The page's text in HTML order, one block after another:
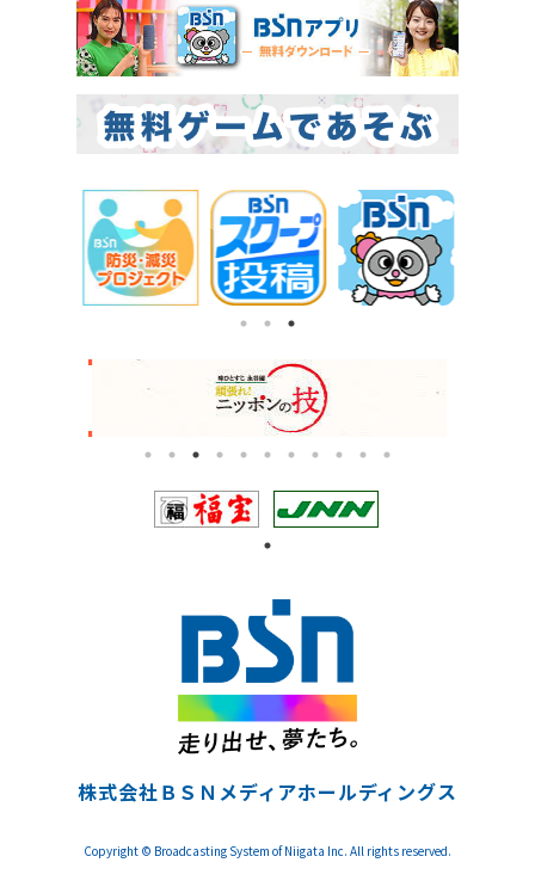
株式会社ＢＳＮメディアホールディングス
Copyright © Broadcasting System of Niigata Inc. All rights reserved.